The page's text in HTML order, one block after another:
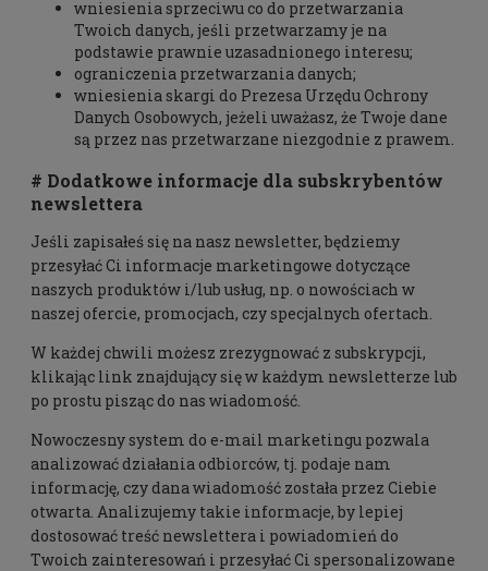
wniesienia sprzeciwu co do przetwarzania
Twoich danych, jeśli przetwarzamy je na
podstawie prawnie uzasadnionego interesu;
ograniczenia przetwarzania danych;
wniesienia skargi do Prezesa Urzędu Ochrony
Danych Osobowych, jeżeli uważasz, że Twoje dane
są przez nas przetwarzane niezgodnie z prawem.
# Dodatkowe informacje dla subskrybentów
newslettera
Jeśli zapisałeś się na nasz newsletter, będziemy
przesyłać Ci informacje marketingowe dotyczące
naszych produktów i/lub usług, np. o nowościach w
naszej ofercie, promocjach, czy specjalnych ofertach.
W każdej chwili możesz zrezygnować z subskrypcji,
klikając link znajdujący się w każdym newsletterze lub
po prostu pisząc do nas wiadomość.
Nowoczesny system do e-mail marketingu pozwala
analizować działania odbiorców, tj. podaje nam
informację, czy dana wiadomość została przez Ciebie
otwarta. Analizujemy takie informacje, by lepiej
dostosować treść newslettera i powiadomień do
Twoich zainteresowań i przesyłać Ci spersonalizowane